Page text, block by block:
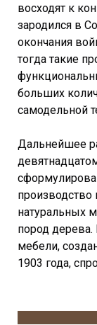
восходят к
зародился в
окончания
тогда такие
больших
самодельной
Дальнейшее
производство
натуральных
пород
мебели,
1903 года,